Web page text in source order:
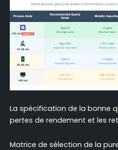
La spécification de la bonne
pertes de rendement et les
Matrice de sélection de la